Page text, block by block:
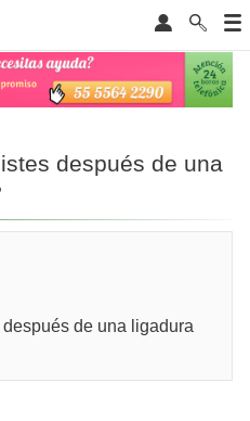
después de una
de una ligadura